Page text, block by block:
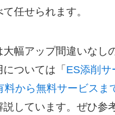
て任せられます。
大幅アップ間違いなし
ついては「 ES添削サ
料から無料サービスま
説しています。ぜひ参